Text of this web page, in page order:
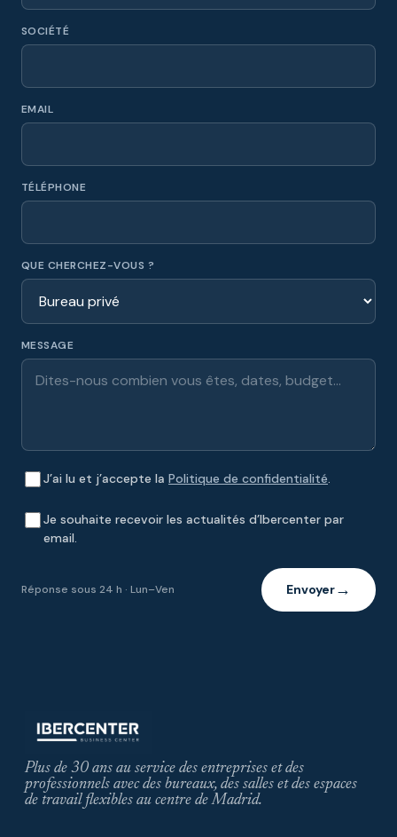
SOCIÉTÉ
EMAIL
TÉLÉPHONE
QUE CHERCHEZ-VOUS ?
MESSAGE
J’ai lu et j’accepte la Politique de confidentialité.
Je souhaite recevoir les actualités d’Ibercenter par
email.
Réponse sous 24 h · Lun–Ven Envoyer→
Plus de 30 ans au service des entreprises et des
professionnels avec des bureaux, des salles et des espaces
de travail flexibles au centre de Madrid.